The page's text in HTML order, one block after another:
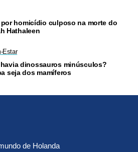
homicídio culposo na morte do
Hathaleen
Estar
dinossauros minúsculos?
seja dos mamíferos
de Holanda